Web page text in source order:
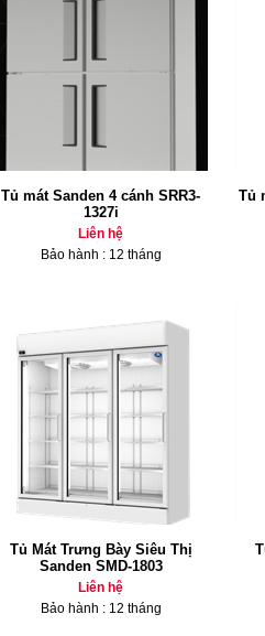
Tủ mát Sanden 4 cánh SRR3-
1327i
Liên hệ
Bảo hành : 12 tháng
Tủ
Tủ Mát Trưng Bày Siêu Thị
Sanden SMD-1803
Liên hệ
Bảo hành : 12 tháng